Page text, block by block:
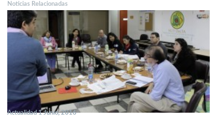
Noticias Relacionadas
Actualidad 1 Junio, 2016